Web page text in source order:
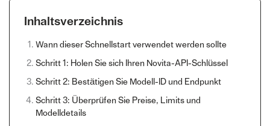
Inhaltsverzeichnis
Wann dieser Schnellstart verwendet werden sollte
Schritt 1: Holen Sie sich Ihren Novita-API-Schlüssel
Schritt 2: Bestätigen Sie Modell-ID und Endpunkt
Schritt 3: Überprüfen Sie Preise, Limits und
Modelldetails